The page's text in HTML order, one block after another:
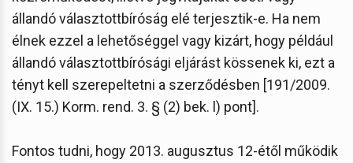
állandó választottbíróság elé terjesztik-e. Ha nem
élnek ezzel a lehetőséggel vagy kizárt, hogy például
állandó választottbírósági eljárást kössenek ki, ezt a
tényt kell szerepeltetni a szerződésben [191/2009.
(IX. 15.) Korm. rend. 3. § (2) bek. l) pont].
Fontos tudni, hogy 2013. augusztus 12-étől működik